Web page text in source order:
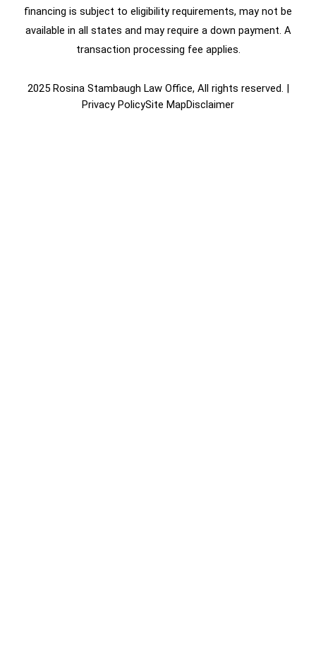
financing is subject to eligibility requirements, may not be
available in all states and may require a down payment. A
transaction processing fee applies.
2025 Rosina Stambaugh Law Office, All rights reserved. |
Privacy PolicySite MapDisclaimer